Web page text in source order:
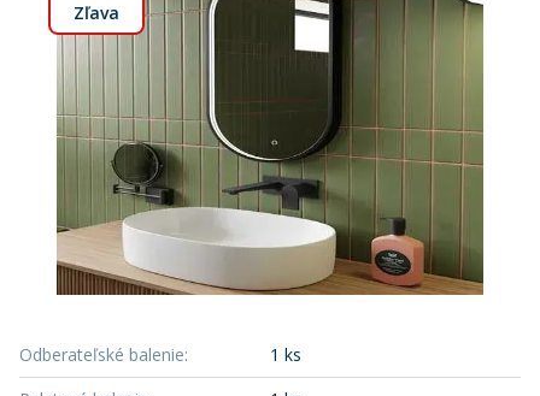
Zľava
Odberateľské balenie:
1 ks